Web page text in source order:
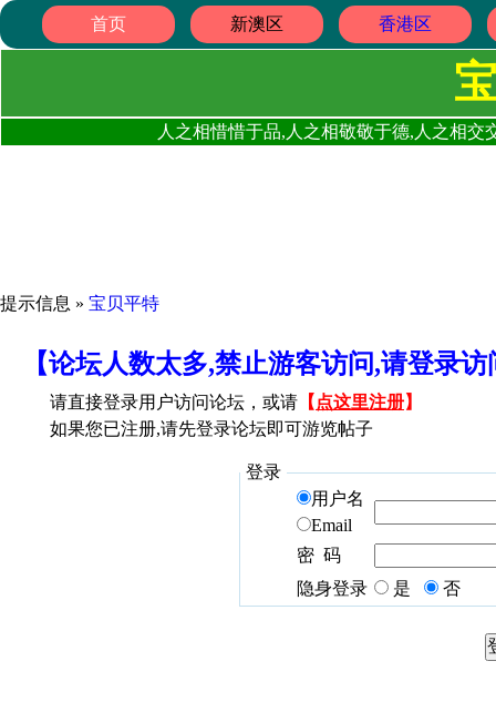
首页 新澳区 香港区
人之相惜惜于品,人之相敬敬于德,人之相
提示信息 » 宝贝平特
【论坛人数太多,禁止游客访问,请登录
请直接登录用户访问论坛，或请 【 点这里注册】
如果您已注册,请先登录论坛即可游览帖子
登录
用户名
Email
密 码
隐身登录
是 否